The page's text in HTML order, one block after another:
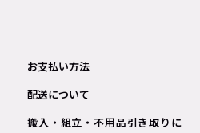
お支払い方法
配送について
搬入・組立・不用品引き取りに